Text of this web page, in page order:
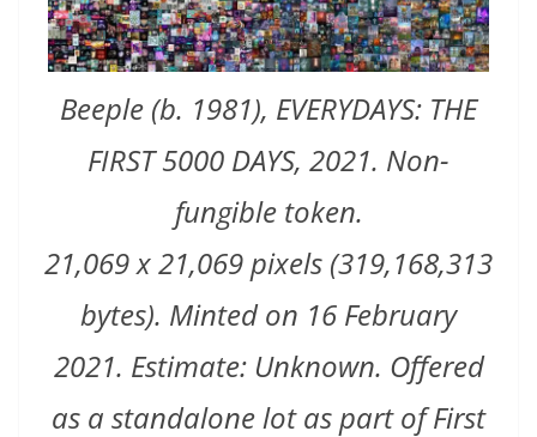
Beeple (b. 1981), EVERYDAYS: THE
FIRST 5000 DAYS, 2021. Non-
fungible token.
21,069 x 21,069 pixels (319,168,313
bytes). Minted on 16 February
2021. Estimate: Unknown. Offered
as a standalone lot as part of First